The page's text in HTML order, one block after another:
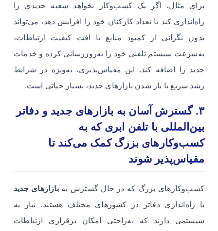
برای مثال، اگر یک کسب‌وکار بخواهد شعبه جدیدی را
راه‌اندازی کند یا تعداد کارکنان خود را افزایش دهد، می‌تواند
بدون نگرانی از کمبود منابع یا افت کیفیت ارتباطات،
به‌سرعت سیستم تلفنی خود را به‌روزرسانی کرده و خدمات
جدید را اضافه کند. این مقیاس‌پذیری، به‌ویژه در شرایط
رشد سریع یا باز شدن بازارهای جدید، بسیار حیاتی است.
۳. گسترش آسان به بازارهای جدید و دفاتر
بین‌المللی با تلفن ابری که به
کسب‌وکارهای بزرگ کمک می‌کند تا
مقیاس‌پذیر شوند
کسب‌وکارهای بزرگ که در حال گسترش بهبازارهای جدید
یا راه‌اندازی دفاتر در کشورهای مختلف هستند، نیاز به
سیستمی دارند که به‌راحتی امکان برقراری ارتباطات